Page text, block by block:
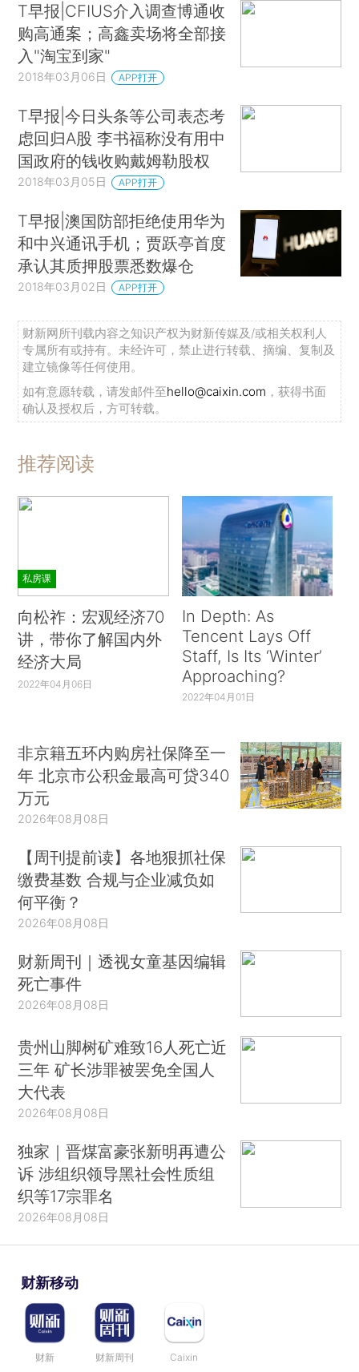
T早报|CFIUS介入调查博通收
购高通案；高鑫卖场将全部接
入"淘宝到家"
2018年03月06日 APP打开
T早报|今日头条等公司表态考
虑回归A股 李书福称没有用中
国政府的钱收购戴姆勒股权
2018年03月05日 APP打开
T早报|澳国防部拒绝使用华为
和中兴通讯手机；贾跃亭首度
承认其质押股票悉数爆仓
2018年03月02日 APP打开
财新网所刊载内容之知识产权为财新传媒及/或相关权利人
专属所有或持有。未经许可，禁止进行转载、摘编、复制及
建立镜像等任何使用。
如有意愿转载，请发邮件至hello@caixin.com ，获得书面
确认及授权后，方可转载。
推荐阅读
私房课
向松祚：宏观经济70
讲，带你了解国内外
经济大局
2022年04月06日
In Depth: As
Tencent Lays Off
Staff, Is Its ‘Winter’
Approaching?
2022年04月01日
非京籍五环内购房社保降至一
年 北京市公积金最高可贷340
万元
2026年08月08日
【周刊提前读】各地狠抓社保
缴费基数 合规与企业减负如
何平衡？
2026年08月08日
财新周刊｜透视女童基因编辑
死亡事件
2026年08月08日
贵州山脚树矿难致16人死亡近
三年 矿长涉罪被罢免全国人
大代表
2026年08月08日
独家｜晋煤富豪张新明再遭公
诉 涉组织领导黑社会性质组
织等17宗罪名
2026年08月08日
财新移动
财新 财新周刊 Caixin